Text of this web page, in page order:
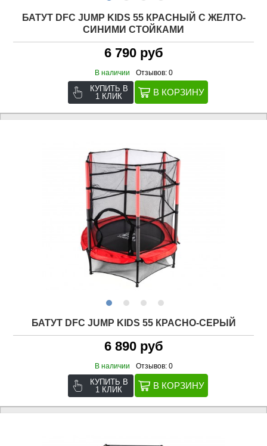
БАТУТ DFC JUMP KIDS 55 КРАСНЫЙ С ЖЕЛТО-
СИНИМИ СТОЙКАМИ
6 790 руб
В наличии Отзывов: 0
КУПИТЬ В
1 КЛИК
БАТУТ DFC JUMP KIDS 55 КРАСНО-СЕРЫЙ
6 890 руб
В наличии Отзывов: 0
КУПИТЬ В
1 КЛИК